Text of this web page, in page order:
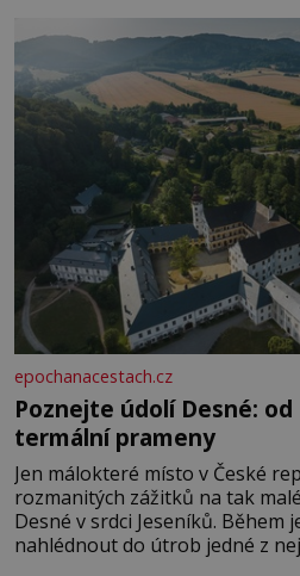
Je to opravdu tak, s věkem
rozhodla stávkovat. Cvičte
epochanacestach.cz
Poznejte údolí Desné:
termální prameny
Jen málokteré místo v České
rozmanitých zážitků na tak
Desné v srdci Jeseníků. Během
nahlédnout do útrob jedné z